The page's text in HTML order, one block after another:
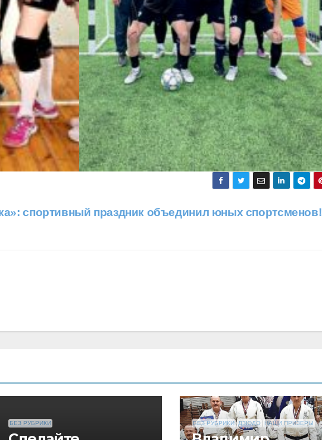
спортивный праздник объединил юных спортсменов!
БЕЗ РУБРИКИ БЕЗ РУБРИКИ ДЗЮДО НАШИ ПРИЗЕРЫ